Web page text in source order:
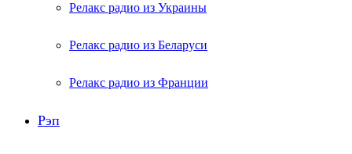
Релакс радио из Украины
Релакс радио из Беларуси
Релакс радио из Франции
Рэп